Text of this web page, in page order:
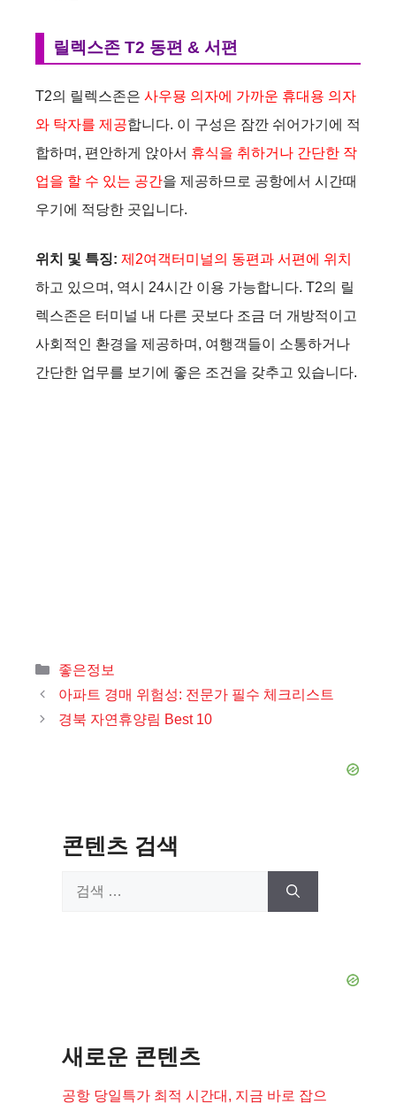
릴렉스존 T2 동편 & 서편
T2의 릴렉스존은 사우묭 의자에 가까운 휴대용 의자
와 탁자를 제공합니다. 이 구성은 잠깐 쉬어가기에 적
합하며, 편안하게 앉아서 휴식을 취하거나 간단한 작
업을 할 수 있는 공간을 제공하므로 공항에서 시간때
우기에 적당한 곳입니다.
위치 및 특징: 제2여객터미널의 동편과 서편에 위치
하고 있으며, 역시 24시간 이용 가능합니다​. T2의 릴
렉스존은 터미널 내 다른 곳보다 조금 더 개방적이고
사회적인 환경을 제공하며, 여행객들이 소통하거나
간단한 업무를 보기에 좋은 조건을 갖추고 있습니다.
카
테
리
좋은정보
아파트 경매 위험성: 전문가 필수 체크리스트
경북 자연휴양림 Best 10
콘텐츠 검색
새로운 콘텐츠
공항 당일특가 최적 시간대, 지금 바로 잡으